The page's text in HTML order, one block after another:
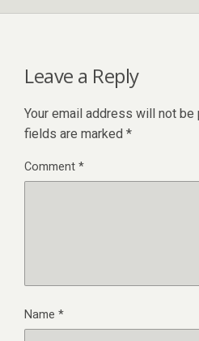
Leave a Reply
Your email address will not be
fields are marked *
Comment*
Name *